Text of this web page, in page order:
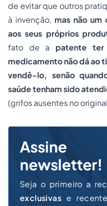
de evitar que outros
à invenção, mas não
aos seus próprios
fato de a patente ter
medicamento não dá ao
vendê-lo, senão
saúde tenham sido
(grifos ausentes no
Assine
newsletter!
Seja o primeiro a
exclusivas e